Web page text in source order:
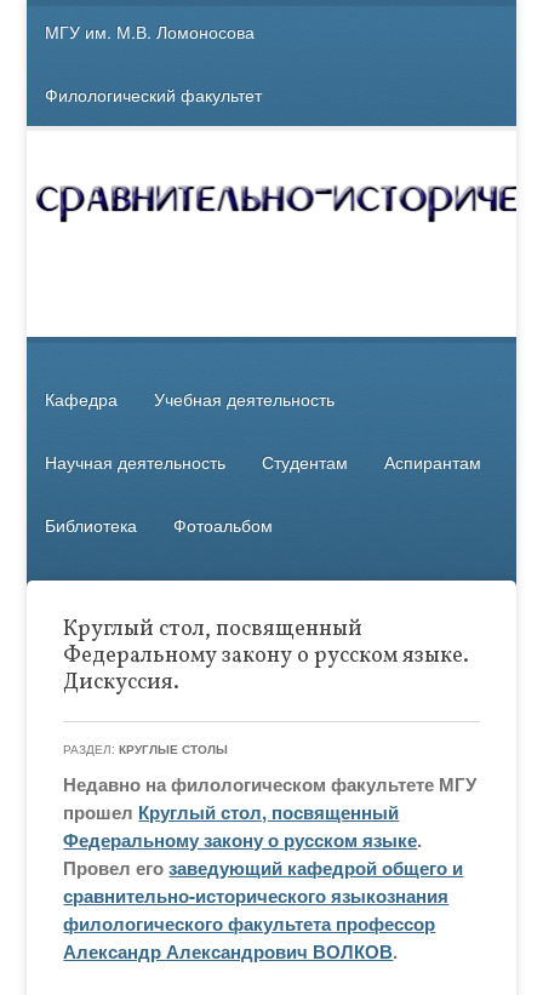
МГУ им. М.В. Ломоносова
Филологический факультет
Кафедра Учебная деятельность
Научная деятельность Студентам Аспирантам
Библиотека Фотоальбом
Круглый стол, посвященный
Федеральному закону о русском языке.
Дискуссия.
РАЗДЕЛ:КРУГЛЫЕ СТОЛЫ
Недавно на филологическом факультете МГУ
прошел Круглый стол, посвященный
Федеральному закону о русском языке.
Провел егозаведующий кафедрой общего и
сравнительно-исторического языкознания
филологического факультета профессор
Александр Александрович ВОЛКОВ.